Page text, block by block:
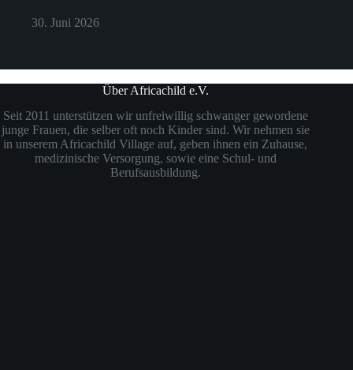
30. Juni 2026
Über Africachild e.V.
Seit 2011 unterstützen wir unfreiwillig schwanger gewordene
junge Frauen, die selber oft noch Kinder sind. Wir nehmen sie
in unserem Africachild Village auf, geben ihnen ein Zuhause,
medizinische Versorgung, sowie eine Schul- und
Berufsausbildung.